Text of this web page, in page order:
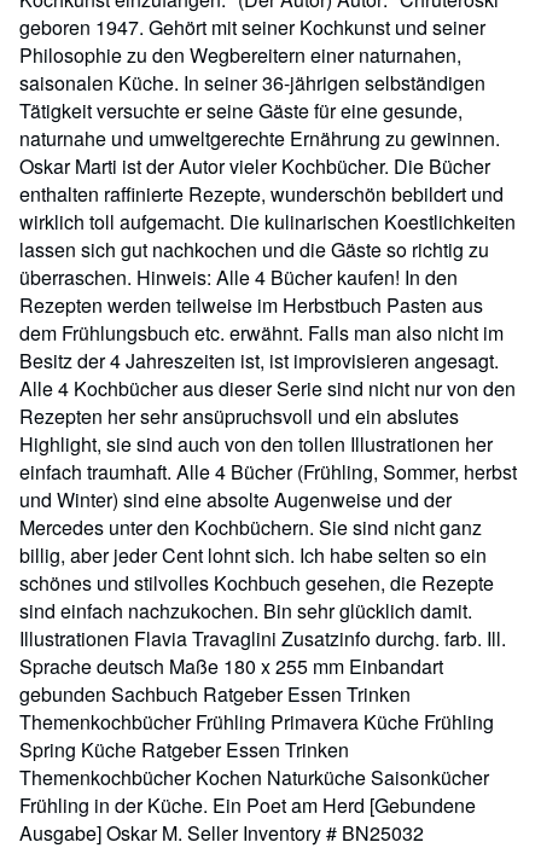
geboren 1947. Gehört mit seiner Kochkunst und seiner
Philosophie zu den Wegbereitern einer naturnahen,
saisonalen Küche. In seiner 36-jährigen selbständigen
Tätigkeit versuchte er seine Gäste für eine gesunde,
naturnahe und umweltgerechte Ernährung zu gewinnen.
Oskar Marti ist der Autor vieler Kochbücher. Die Bücher
enthalten raffinierte Rezepte, wunderschön bebildert und
wirklich toll aufgemacht. Die kulinarischen Koestlichkeiten
lassen sich gut nachkochen und die Gäste so richtig zu
überraschen. Hinweis: Alle 4 Bücher kaufen! In den
Rezepten werden teilweise im Herbstbuch Pasten aus
dem Frühlungsbuch etc. erwähnt. Falls man also nicht im
Besitz der 4 Jahreszeiten ist, ist improvisieren angesagt.
Alle 4 Kochbücher aus dieser Serie sind nicht nur von den
Rezepten her sehr ansüpruchsvoll und ein abslutes
Highlight, sie sind auch von den tollen Illustrationen her
einfach traumhaft. Alle 4 Bücher (Frühling, Sommer, herbst
und Winter) sind eine absolte Augenweise und der
Mercedes unter den Kochbüchern. Sie sind nicht ganz
billig, aber jeder Cent lohnt sich. Ich habe selten so ein
schönes und stilvolles Kochbuch gesehen, die Rezepte
sind einfach nachzukochen. Bin sehr glücklich damit.
Illustrationen Flavia Travaglini Zusatzinfo durchg. farb. Ill.
Sprache deutsch Maße 180 x 255 mm Einbandart
gebunden Sachbuch Ratgeber Essen Trinken
Themenkochbücher Frühling Primavera Küche Frühling
Spring Küche Ratgeber Essen Trinken
Themenkochbücher Kochen Naturküche Saisonkücher
Frühling in der Küche. Ein Poet am Herd [Gebundene
Ausgabe] Oskar M. Seller Inventory # BN25032